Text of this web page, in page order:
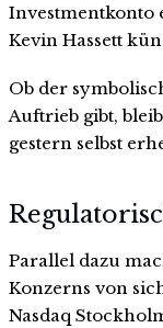
Investmentkonto
Kevin Hassett
Ob der
Auftrieb gibt,
gestern selbst
Parallel dazu
Konzerns von
Nasdaq